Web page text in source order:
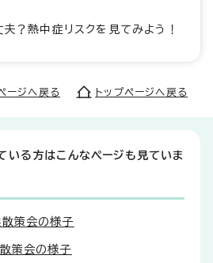
？熱中症リスクを見てみよう！
ージへ戻る トップページへ戻る
いる方はこんなページも見ていま
策会の様子
策会の様子